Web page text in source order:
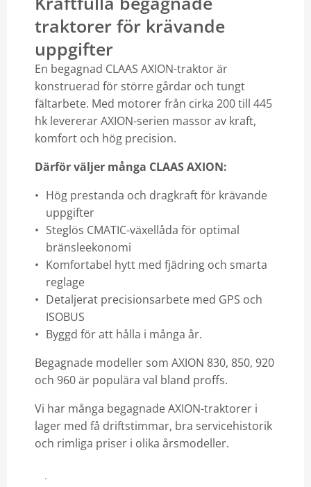
traktorer för krävande
uppgifter
En begagnad CLAAS AXION-traktor är
konstruerad för större gårdar och tungt
fältarbete. Med motorer från cirka 200 till 445
hk levererar AXION-serien massor av kraft,
komfort och hög precision.
Därför väljer många CLAAS AXION:
Hög prestanda och dragkraft för krävande
uppgifter
Steglös CMATIC-växellåda för optimal
bränsleekonomi
Komfortabel hytt med fjädring och smarta
reglage
Detaljerat precisionsarbete med GPS och
ISOBUS
Byggd för att hålla i många år.
Begagnade modeller som AXION 830, 850, 920
och 960 är populära val bland proffs.
Vi har många begagnade AXION-traktorer i
lager med få driftstimmar, bra servicehistorik
och rimliga priser i olika årsmodeller.
Hitta din begagnade AXION